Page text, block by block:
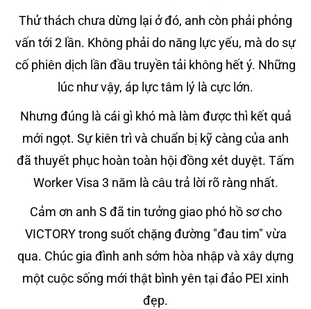
Thử thách chưa dừng lại ở đó, anh còn phải phỏng
vấn tới 2 lần. Không phải do năng lực yếu, mà do sự
cố phiên dịch lần đầu truyền tải không hết ý. Những
lúc như vậy, áp lực tâm lý là cực lớn.
Nhưng đúng là cái gì khó mà làm được thì kết quả
mới ngọt. Sự kiên trì và chuẩn bị kỹ càng của anh
đã thuyết phục hoàn toàn hội đồng xét duyệt. Tấm
Worker Visa 3 năm là câu trả lời rõ ràng nhất.
Cảm ơn anh S đã tin tưởng giao phó hồ sơ cho
VICTORY trong suốt chặng đường "đau tim" vừa
qua. Chúc gia đình anh sớm hòa nhập và xây dựng
một cuộc sống mới thật bình yên tại đảo PEI xinh
đẹp.